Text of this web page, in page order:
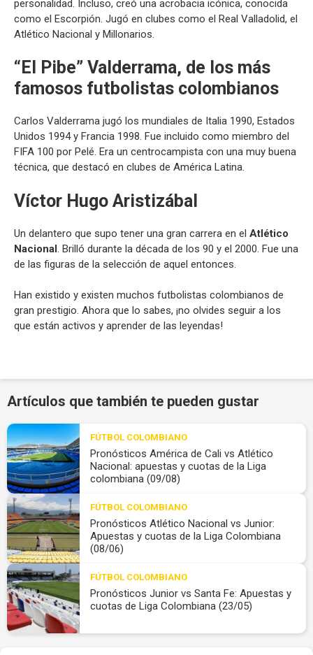
personalidad. Incluso, creó una acrobacia icónica, conocida
como el Escorpión. Jugó en clubes como el Real Valladolid, el
Atlético Nacional y Millonarios.
“El Pibe” Valderrama, de los más
famosos futbolistas colombianos
Carlos Valderrama jugó los mundiales de Italia 1990, Estados
Unidos 1994 y Francia 1998. Fue incluido como miembro del
FIFA 100 por Pelé. Era un centrocampista con una muy buena
técnica, que destacó en clubes de América Latina.
Víctor Hugo Aristizábal
Un delantero que supo tener una gran carrera en el Atlético
Nacional . Brilló durante la década de los 90 y el 2000. Fue una
de las figuras de la selección de aquel entonces.
Han existido y existen muchos futbolistas colombianos de
gran prestigio. Ahora que lo sabes, ¡no olvides seguir a los
que están activos y aprender de las leyendas!
Artículos que también te pueden gustar
FÚTBOL COLOMBIANO
Pronósticos América de Cali vs Atlético
Nacional: apuestas y cuotas de la Liga
colombiana (09/08)
FÚTBOL COLOMBIANO
Pronósticos Atlético Nacional vs Junior:
Apuestas y cuotas de la Liga Colombiana
(08/06)
FÚTBOL COLOMBIANO
Pronósticos Junior vs Santa Fe: Apuestas y
cuotas de Liga Colombiana (23/05)